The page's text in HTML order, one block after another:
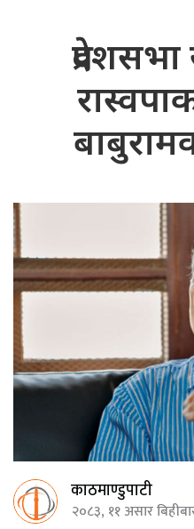
रास्वपाको
काठमाण्डुपाटी
२०८३, ११ असार